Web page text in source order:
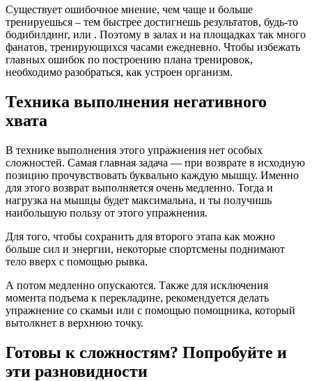
Существует ошибочное мнение, чем чаще и больше
тренируешься – тем быстрее достигнешь результатов, будь-то
бодибилдинг, или . Поэтому в залах и на площадках так много
фанатов, тренирующихся часами ежедневно. Чтобы избежать
главных ошибок по построению плана тренировок,
необходимо разобраться, как устроен организм.
Техника выполнения негативного
хвата
В технике выполнения этого упражнения нет особых
сложностей. Самая главная задача — при возврате в исходную
позицию прочувствовать буквально каждую мышцу. Именно
для этого возврат выполняется очень медленно. Тогда и
нагрузка на мышцы будет максимальна, и ты получишь
наибольшую пользу от этого упражнения.
Для того, чтобы сохранить для второго этапа как можно
больше сил и энергии, некоторые спортсмены поднимают
тело вверх с помощью рывка.
А потом медленно опускаются. Также для исключения
момента подъема к перекладине, рекомендуется делать
упражнение со скамьи или с помощью помощника, который
вытолкнет в верхнюю точку.
Готовы к сложностям? Попробуйте и
эти разновидности